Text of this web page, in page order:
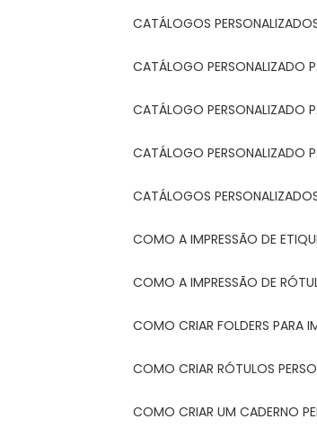
CATÁLOGOS
CATÁLOGO PERSONALIZADO
CATÁLOGO PERSONALIZADO
CATÁLOGO PERSONALIZADO
CATÁLOGOS
COMO A IMPRESSÃO DE
COMO A IMPRESSÃO DE
COMO CRIAR FOLDERS PARA
COMO CRIAR RÓTULOS
COMO CRIAR UM CADERNO